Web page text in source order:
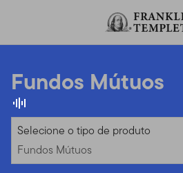
Fundos Mútuos
Fundos Mútuos
Selecione o tipo de produto
Fundos Mútuos